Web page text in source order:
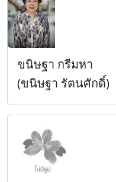
ขนิษฐา กรีมหา
(ขนิษฐา รัตนศักดิ์)